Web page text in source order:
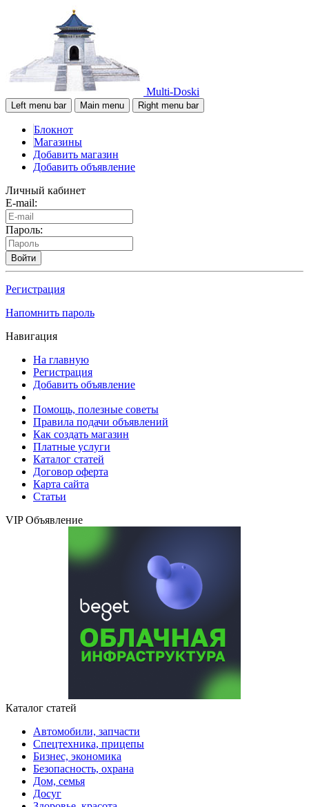
Multi-Doski
Left menu bar Main menu Right menu bar
Блокнот
Магазины
Добавить магазин
Добавить объявление
Личный кабинет
E-mail:
Пароль:
Войти
Регистрация
Напомнить пароль
Навигация
На главную
Регистрация
Добавить объявление
Помощь, полезные советы
Правила подачи объявлений
Как создать магазин
Платные услуги
Каталог статей
Договор оферта
Карта сайта
Статьи
VIP Объявление
Каталог статей
Автомобили, запчасти
Спецтехника, прицепы
Бизнес, экономика
Безопасность, охрана
Дом, семья
Досуг